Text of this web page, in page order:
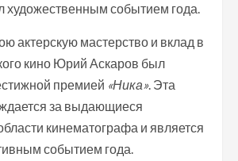
художественным событием года.
актерскую мастерство и вклад в
кино Юрий Аскаров был
премией «Ника». Эта
за выдающиеся
кинематографа и является
событием года.